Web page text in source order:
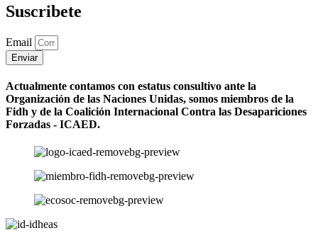
Suscribete
Email
Enviar
Actualmente contamos con estatus consultivo ante la
Organización de las Naciones Unidas, somos miembros de la
Fidh y de la Coalición Internacional Contra las Desapariciones
Forzadas - ICAED.